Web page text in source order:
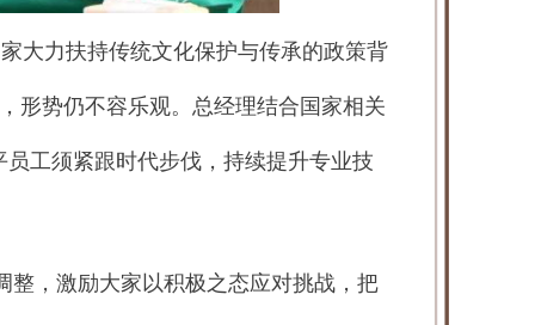
大力扶持传统文化保护与传承的政策背
形势仍不容乐观。总经理结合国家相关
工须紧跟时代步伐，持续提升专业技
，激励大家以积极之态应对挑战，把